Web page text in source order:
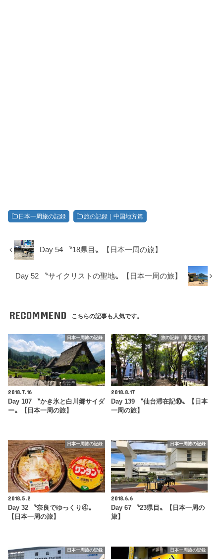
日本一周旅の記録 旅の記録｜中国地方篇
Day 54 〝18県目〟【日本一周の旅】
Day 52 〝サイクリストの聖地〟【日本一周の旅】
RECOMMEND こちらの記事も人気です。
日本一周旅の記録
2018.7.16
Day 107 〝かき氷と白川郷サイダ
ー〟【日本一周の旅】
旅の記録｜東北地方篇
2018.8.17
Day 139 〝仙台滞在記⑩〟【日本
一周の旅】
日本一周旅の記録
2018.5.2
Day 32 〝奈良でゆっくり④〟
【日本一周の旅】
日本一周旅の記録
2018.6.6
Day 67 〝23県目〟【日本一周の
旅】
日本一周旅の記録 日本一周旅の記録